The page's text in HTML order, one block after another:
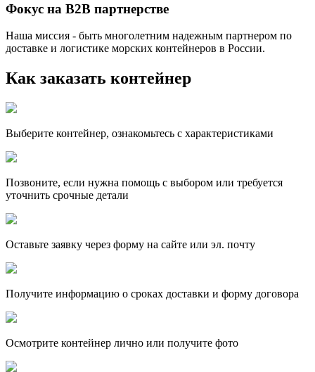
Фокус на B2B партнерстве
Наша миссия - быть многолетним надежным партнером по
доставке и логистике морских контейнеров в России.
Как заказать контейнер
Выберите контейнер, ознакомьтесь с характеристиками
Позвоните, если нужна помощь с выбором или требуется
уточнить срочные детали
Оставьте заявку через форму на сайте или эл. почту
Получите информацию о сроках доставки и форму договора
Осмотрите контейнер лично или получите фото